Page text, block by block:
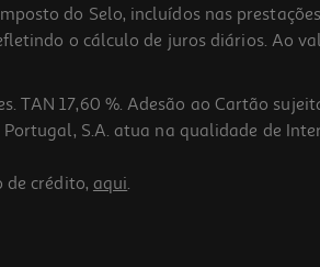
do Selo, incluídos nas
o cálculo de juros diários. Ao
TAN 17,60 %. Adesão ao Cartão
S.A. atua na qualidade de
de crédito, aqui.